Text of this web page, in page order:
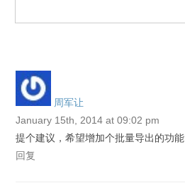
周军让
January 15th, 2014 at 09:02 pm
提个建议，希望增加个批量导出的功能
回复